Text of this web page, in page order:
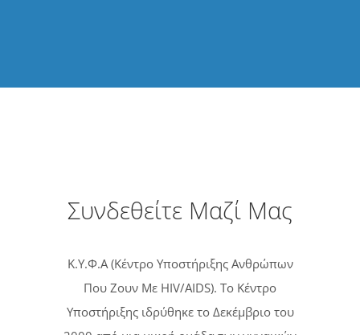
Συνδεθείτε Μαζί Μας
Κ.Υ.Φ.Α (Κέντρο Υποστήριξης Ανθρώπων
Που Ζουν Με HIV/AIDS). Tο Κέντρο
Υποστήριξης ιδρύθηκε το Δεκέμβριο του